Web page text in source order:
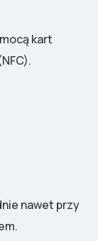
kart
nawet przy